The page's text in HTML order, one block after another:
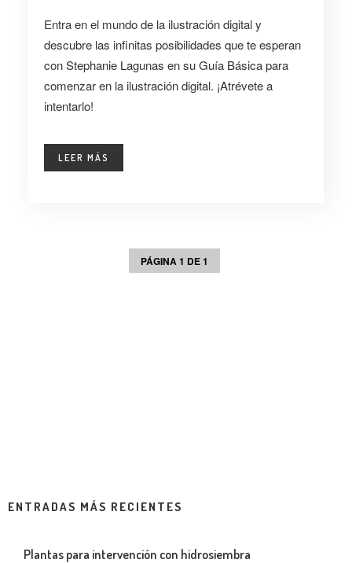
Entra en el mundo de la ilustración digital y
descubre las infinitas posibilidades que te esperan
con Stephanie Lagunas en su Guía Básica para
comenzar en la ilustración digital. ¡Atrévete a
intentarlo!
LEER MÁS
PÁGINA 1 DE 1
ENTRADAS MÁS RECIENTES
Plantas para intervención con hidrosiembra